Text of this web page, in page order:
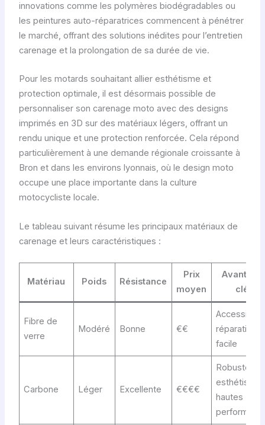
innovations comme les polymères biodégradables ou
les peintures auto-réparatrices commencent à pénétrer
le marché, offrant des solutions inédites pour l’entretien
carenage et la prolongation de sa durée de vie.
Pour les motards souhaitant allier esthétisme et
protection optimale, il est désormais possible de
personnaliser son carenage moto avec des designs
imprimés en 3D sur des matériaux légers, offrant un
rendu unique et une protection renforcée. Cela répond
particulièrement à une demande régionale croissante à
Bron et dans les environs lyonnais, où le design moto
occupe une place importante dans la culture
motocycliste locale.
Le tableau suivant résume les principaux matériaux de
carenage et leurs caractéristiques :
Matériau Poids Résistance
Prix
moyen
clés
Fibre de
verre
Modéré Bonne €€
Accessible,
réparation
facile
Carbone Léger Excellente €€€€
esthétisme,
hautes